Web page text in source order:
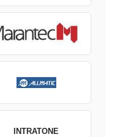
INTRATONE